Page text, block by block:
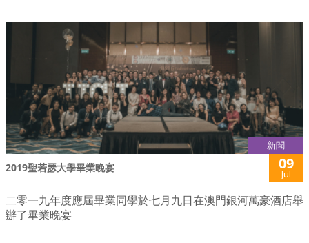
新聞
2019聖若瑟大學畢業晚宴 09
Jul
二零一九年度應屆畢業同學於七月九日在澳門銀河萬豪酒店舉
辦了畢業晚宴